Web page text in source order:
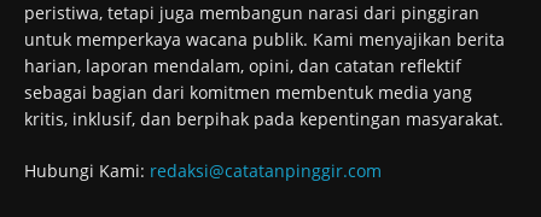
peristiwa, tetapi juga membangun narasi dari pinggiran
untuk memperkaya wacana publik. Kami menyajikan berita
harian, laporan mendalam, opini, dan catatan reflektif
sebagai bagian dari komitmen membentuk media yang
kritis, inklusif, dan berpihak pada kepentingan masyarakat.
Hubungi Kami: redaksi@catatanpinggir.com